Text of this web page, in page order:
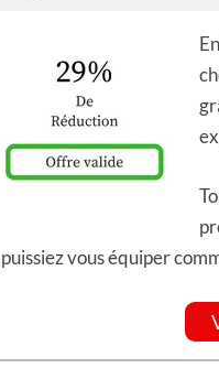
puissiez vous équiper